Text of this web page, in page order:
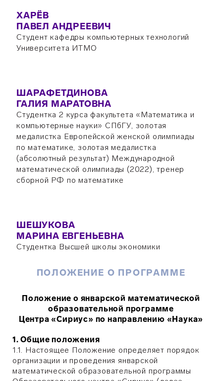
ХАРЁВ
ПАВЕЛ АНДРЕЕВИЧ
Студент кафедры компьютерных технологий
Университета ИТМО
ШАРАФЕТДИНОВА
ГАЛИЯ МАРАТОВНА
Студентка 2 курса факультета «Математика и
компьютерные науки» СПбГУ, золотая
медалистка Европейской женской олимпиады
по математике, золотая медалистка
(абсолютный результат) Международной
математической олимпиады (2022), тренер
сборной РФ по математике
ШЕШУКОВА
МАРИНА ЕВГЕНЬЕВНА
Студентка Высшей школы экономики
ПОЛОЖЕНИЕ О ПРОГРАММЕ
Положение о январской математической
образовательной программе
Центра «Сириус» по направлению «Наука»
1. Общие положения
1.1. Настоящее Положение определяет порядок
организации и проведения январской
математической образовательной программы